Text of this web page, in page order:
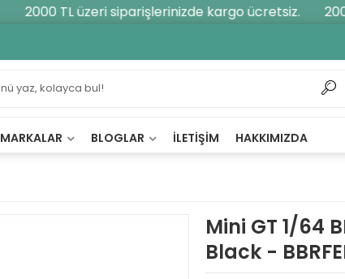
2000 TL üzeri siparişlerinizde kargo ücretsiz.
MARKALAR BLOGLAR İLETIŞIM HAKKIMIZDA
Mini GT 1/64
Black -